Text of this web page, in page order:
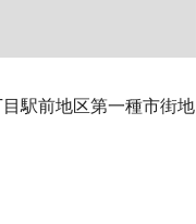
駅前地区第一種市街地